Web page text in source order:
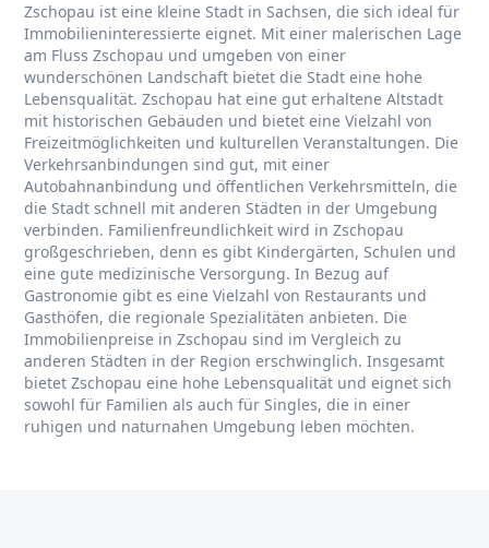
Zschopau ist eine kleine Stadt in Sachsen, die sich ideal für
Immobilieninteressierte eignet. Mit einer malerischen Lage
am Fluss Zschopau und umgeben von einer
wunderschönen Landschaft bietet die Stadt eine hohe
Lebensqualität. Zschopau hat eine gut erhaltene Altstadt
mit historischen Gebäuden und bietet eine Vielzahl von
Freizeitmöglichkeiten und kulturellen Veranstaltungen. Die
Verkehrsanbindungen sind gut, mit einer
Autobahnanbindung und öffentlichen Verkehrsmitteln, die
die Stadt schnell mit anderen Städten in der Umgebung
verbinden. Familienfreundlichkeit wird in Zschopau
großgeschrieben, denn es gibt Kindergärten, Schulen und
eine gute medizinische Versorgung. In Bezug auf
Gastronomie gibt es eine Vielzahl von Restaurants und
Gasthöfen, die regionale Spezialitäten anbieten. Die
Immobilienpreise in Zschopau sind im Vergleich zu
anderen Städten in der Region erschwinglich. Insgesamt
bietet Zschopau eine hohe Lebensqualität und eignet sich
sowohl für Familien als auch für Singles, die in einer
ruhigen und naturnahen Umgebung leben möchten.